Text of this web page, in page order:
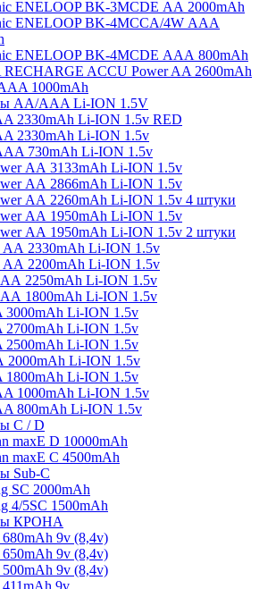
ENELOOP BK-3MCDE АА 2000mAh
ENELOOP BK-4MCCA/4W ААA
ENELOOP BK-4MCDE АAА 800mAh
RECHARGE ACCU Power AA 2600mAh
1000mAh
АА/AAA Li-ION 1.5V
2330mAh Li-ION 1.5v RED
2330mAh Li-ION 1.5v
730mAh Li-ION 1.5v
АА 3133mAh Li-ION 1.5v
АА 2866mAh Li-ION 1.5v
АА 2260mAh Li-ION 1.5v 4 штуки
АА 1950mAh Li-ION 1.5v
АА 1950mAh Li-ION 1.5v 2 штуки
АА 2330mAh Li-ION 1.5v
АА 2200mAh Li-ION 1.5v
АА 2250mAh Li-ION 1.5v
АА 1800mAh Li-ION 1.5v
3000mAh Li-ION 1.5v
2700mAh Li-ION 1.5v
2500mAh Li-ION 1.5v
2000mAh Li-ION 1.5v
1800mAh Li-ION 1.5v
1000mAh Li-ION 1.5v
800mAh Li-ION 1.5v
C / D
maxE D 10000mAh
maxE С 4500mAh
Sub-C
SC 2000mAh
4/5SC 1500mAh
КРОНА
680mAh 9v (8,4v)
650mAh 9v (8,4v)
500mAh 9v (8,4v)
411mAh 9v